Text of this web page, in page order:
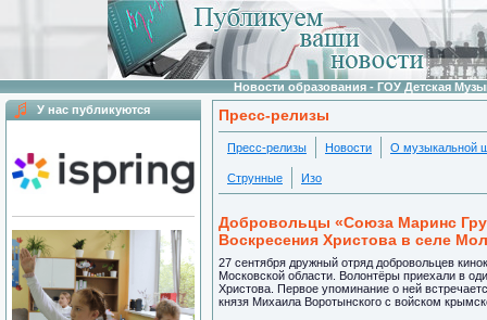
Новости образования - ГОУ Детская
У нас публикуются
Пресс-релизы
Пресс-релизы Новости О музыкальной
Струнные Изо
Добровольцы «Союза Маринс
Воскресения Христова в селе
27 сентября дружный отряд добровольцев
Московской области. Волонтёры приехали в
Христова. Первое упоминание о ней
князя Михаила Воротынского с войском